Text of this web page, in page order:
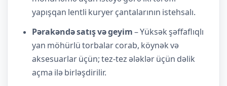
yapışqan lentli kuryer çantalarının istehsalı.
Pərakəndə satış və geyim– Yüksək şəffaflıqlı
yan möhürlü torbalar corab, köynək və
aksesuarlar üçün; tez-tez ələklər üçün dəlik
açma ilə birləşdirilir.